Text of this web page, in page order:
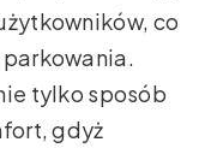
co
tylko sposób
gdyż